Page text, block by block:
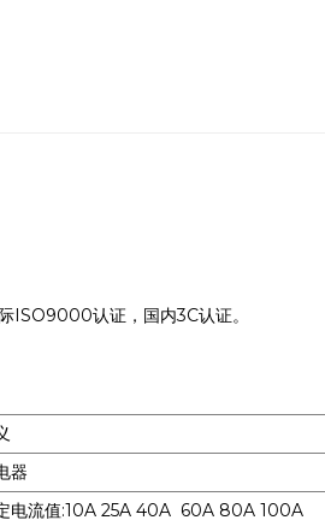
ISO9000认证，国内3C认证。
器
电流值:10A 25A 40A 60A 80A 100A